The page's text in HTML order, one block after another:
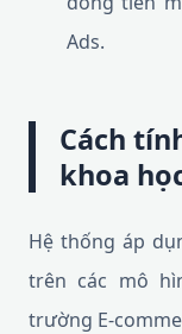
Ads.
Cách
khoa
Hệ thống áp
trên các mô
trường E-